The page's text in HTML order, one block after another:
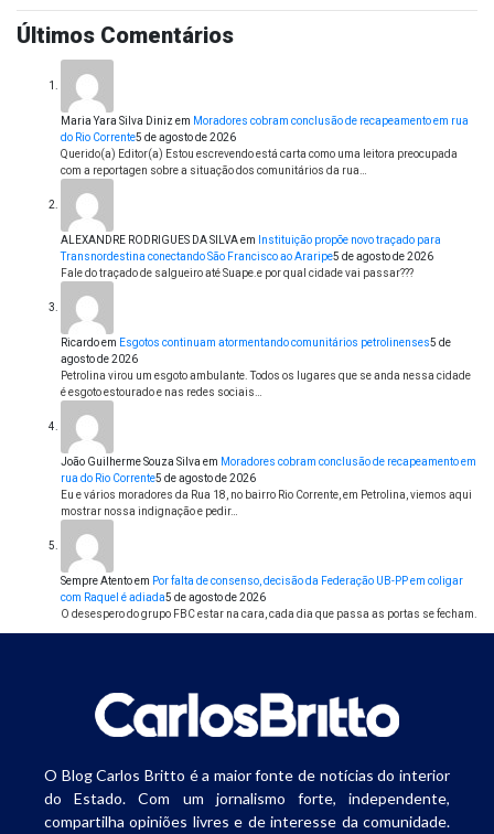
Últimos Comentários
Maria Yara Silva Dinizem Moradores cobram conclusão de recapeamento em rua
do Rio Corrente5 de agosto de 2026
Querido(a) Editor(a) Estou escrevendo está carta como uma leitora preocupada
com a reportagen sobre a situação dos comunitários da rua…
ALEXANDRE RODRIGUES DA SILVAem
Instituição propõe novo traçado para
Transnordestina conectando São Francisco ao Araripe5 de agosto de 2026
Fale do traçado de salgueiro até Suape.e por qual cidade vai passar???
Ricardoem Esgotos continuam atormentando comunitários petrolinenses5 de
agosto de 2026
Petrolina virou um esgoto ambulante. Todos os lugares que se anda nessa cidade
é esgoto estourado e nas redes sociais…
João Guilherme Souza Silva em Moradores cobram conclusão de recapeamento em
rua do Rio Corrente5 de agosto de 2026
Eu e vários moradores da Rua 18, no bairro Rio Corrente, em Petrolina, viemos aqui
mostrar nossa indignação e pedir…
Sempre Atentoem Por falta de consenso, decisão da Federação UB-PP em coligar
com Raquel é adiada5 de agosto de 2026
O desespero do grupo FBC estar na cara, cada dia que passa as portas se fecham.
O Blog Carlos Britto é a maior fonte de notícias do interior
do Estado. Com um jornalismo forte, independente,
compartilha opiniões livres e de interesse da comunidade.